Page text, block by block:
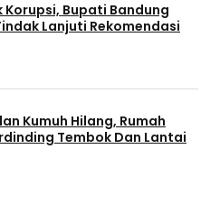
Korupsi, Bupati Bandung
Lanjuti Rekomendasi
Kumuh Hilang, Rumah
Tembok Dan Lantai